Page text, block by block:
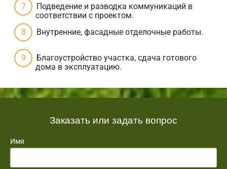
Подведение и разводка коммуникаций в
соответствии с проектом.
Внутренние, фасадные отделочные работы.
Благоустройство участка, сдача готового
дома в эксплуатацию.
Заказать или задать вопрос
Имя